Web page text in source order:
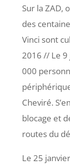
Sur la ZAD,
des
Vinci sont
2016 // Le
000
Cheviré.
blocage et
routes du
Le 25